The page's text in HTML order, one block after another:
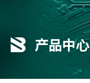
产品中心